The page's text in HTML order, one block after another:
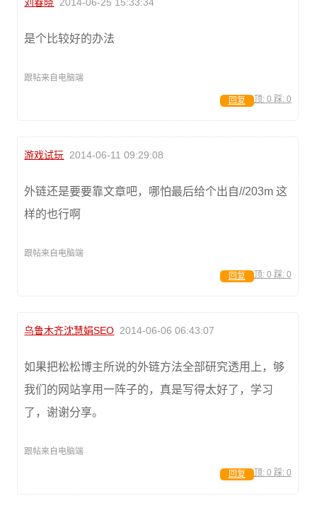
是个比较好的办法
跟帖来自电脑端
顶: 0 踩: 0
回复
游戏试玩 2014-06-11 09:29:08
外链还是要要靠文章吧，哪怕最后给个出自//203m 这
样的也行啊
跟帖来自电脑端
顶: 0 踩: 0
回复
乌鲁木齐沈慧娟SEO 2014-06-06 06:43:07
如果把松松博主所说的外链方法全部研究透用上，够
我们的网站享用一阵子的，真是写得太好了，学习
了，谢谢分享。
跟帖来自电脑端
顶: 0 踩: 0
回复